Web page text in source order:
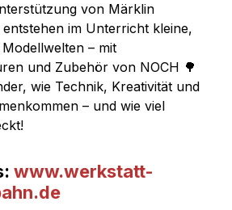
von Märklin
im Unterricht kleine,
– mit
und Zubehör von NOCH 🌳
wie Technik, Kreativität und
– und wie viel
www.werkstatt-